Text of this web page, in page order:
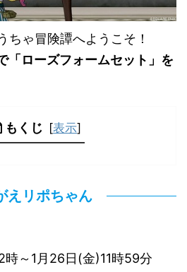
ちゃ冒険譚へようこそ！
「ローズフォームセット」を
もくじ [表示]
えリポちゃん
～1月26日(金)11時59分